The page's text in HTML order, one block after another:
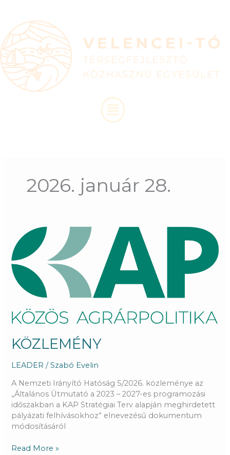
content
Menu
2026. január 28.
KÖZLEMÉNY
LEADER /Szabó Evelin
A Nemzeti Irányító Hatóság 5/2026. közleménye az
„Általános Útmutató a 2023 – 2027-es programozási
időszakban a KAP Stratégiai Terv alapján meghirdetett
pályázati felhívásokhoz” elnevezésű dokumentum
módosításáról
KÖZLEMÉNY
Read More »